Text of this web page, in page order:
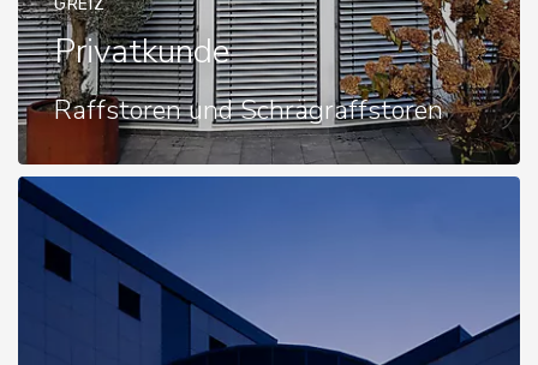
GREIZ
Privatkunde
Raffstoren und Schrägraffstoren